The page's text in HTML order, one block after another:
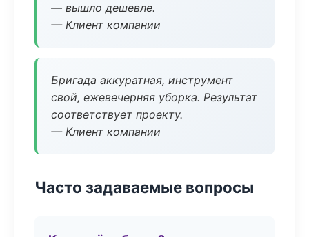
— вышло дешевле.
— Клиент компании
Бригада аккуратная, инструмент
свой, ежевечерняя уборка. Результат
соответствует проекту.
— Клиент компании
Часто задаваемые вопросы